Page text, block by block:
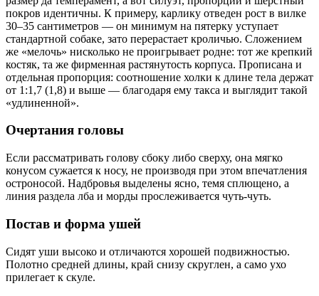
покров идентичны. К примеру, карлику отведен рост в вилке
30–35 сантиметров — он минимум на пятерку уступает
стандартной собаке, зато перерастает кроличью. Сложением
же «мелочь» нисколько не проигрывает родне: тот же крепкий
костяк, та же фирменная растянутость корпуса. Прописана и
отдельная пропорция: соотношение холки к длине тела держат
от 1:1,7 (1,8) и выше — благодаря ему такса и выглядит такой
«удлиненной».
Очертания головы
Если рассматривать голову сбоку либо сверху, она мягко
конусом сужается к носу, не производя при этом впечатления
остроносой. Надбровья выделены ясно, темя сплющено, а
линия раздела лба и морды прослеживается чуть-чуть.
Постав и форма ушей
Сидят уши высоко и отличаются хорошей подвижностью.
Полотно средней длины, край снизу скруглен, а само ухо
прилегает к скуле.